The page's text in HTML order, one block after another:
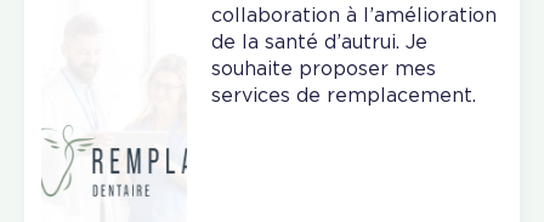
collaboration à l’amélioration
de la santé d’autrui. Je
souhaite proposer mes
services de remplacement.